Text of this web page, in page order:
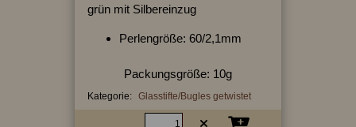
grün mit Silbereinzug
Perlengröße: 60/2,1mm
Packungsgröße: 10g
Kategorie: Glasstifte/Bugles getwistet